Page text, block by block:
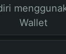
Wallet